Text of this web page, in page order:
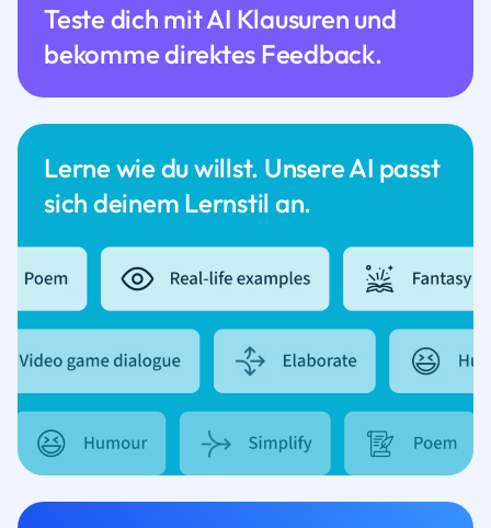
Lerne wie du willst. Unsere AI passt
sich deinem Lernstil an.
Teste dich mit AI Klausuren und
bekomme direktes Feedback.